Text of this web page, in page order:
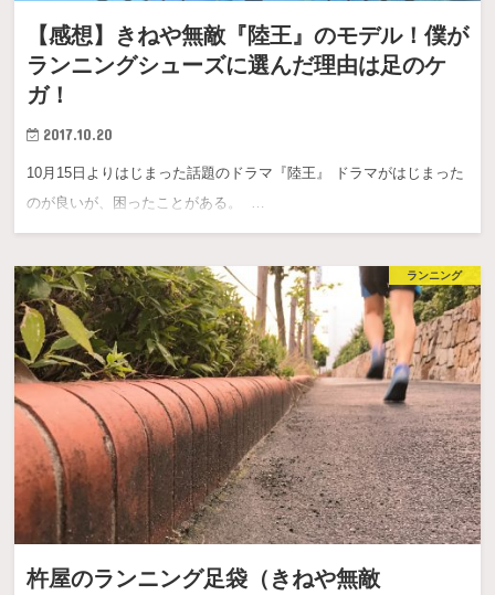
【感想】きねや無敵『陸王』のモデル！僕が
ランニングシューズに選んだ理由は足のケ
ガ！
2017.10.20
10月15日よりはじまった話題のドラマ『陸王』 ドラマがはじまった
のが良いが、困ったことがある。 …
ランニング
杵屋のランニング足袋（きねや無敵